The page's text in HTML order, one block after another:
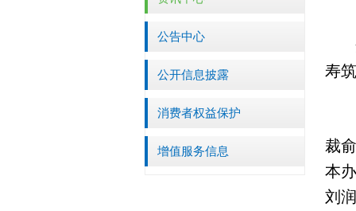
公告中心
公开信息披露
消费者权益保护
增值服务信息
寿
裁
本
刘